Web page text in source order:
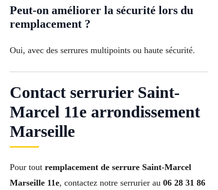
Peut-on améliorer la sécurité lors du
remplacement ?
Oui, avec des serrures multipoints ou haute sécurité.
Contact serrurier Saint-
Marcel 11e arrondissement
Marseille
Pour tout remplacement de serrure Saint-Marcel
Marseille 11e, contactez notre serrurier au 06 28 31 86